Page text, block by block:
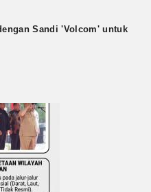
Sandi 'Volcom' untuk